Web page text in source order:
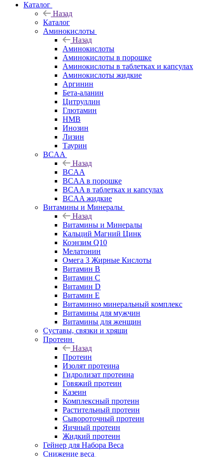
Каталог
Назад
Каталог
Аминокислоты
Назад
Аминокислоты
Аминокислоты в порошке
Аминокислоты в таблетках и капсулах
Аминокислоты жидкие
Аргинин
Бета-аланин
Цитруллин
Глютамин
HMB
Инозин
Лизин
Таурин
BCAA
Назад
BCAA
BCAA в порошке
BCAA в таблетках и капсулах
BCAA жидкие
Витамины и Минералы
Назад
Витамины и Минералы
Кальций Магний Цинк
Коэнзим Q10
Мелатонин
Омега 3 Жирные Кислоты
Витамин B
Витамин C
Витамин D
Витамин E
Витаминно минеральный комплекс
Витамины для мужчин
Витамины для женщин
Суставы, связки и хрящи
Протеин
Назад
Протеин
Изолят протеина
Гидролизат протеина
Говяжий протеин
Казеин
Комплексный протеин
Растительный протеин
Сывороточный протеин
Яичный протеин
Жидкий протеин
Гейнер для Набора Веса
Снижение веса